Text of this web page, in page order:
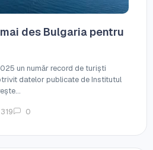
des Bulgaria pentru
un număr record de turiști
datelor publicate de Institutul
319 0